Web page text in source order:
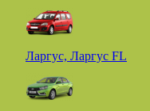
Ларгус, Ларгус FL